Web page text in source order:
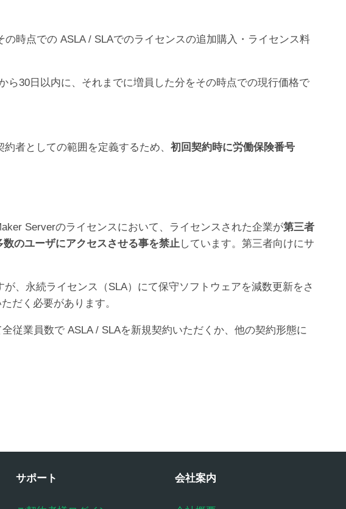
の時点での ASLA / SLAでのライセンスの追加購入・ライセンス料
30日以内に、それまでに増員した分をその時点での現行価格で
者としての範囲を定義するため、 初回契約時に労働保険番号
Serverのライセンスにおいて、ライセンスされた企業が第三者
のユーザにアクセスさせる事を禁止しています。第三者向けにサ
、永続ライセンス（SLA）にて保守ソフトウェアを減数更新をさ
だく必要があります。
従業員数で ASLA / SLAを新規契約いただくか、他の契約形態に
サポート 会社案内